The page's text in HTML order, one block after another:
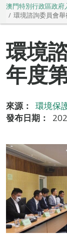
澳門特別行政區政府
環境諮詢委員會
環境
年度
來源：
環境保
發布日期：